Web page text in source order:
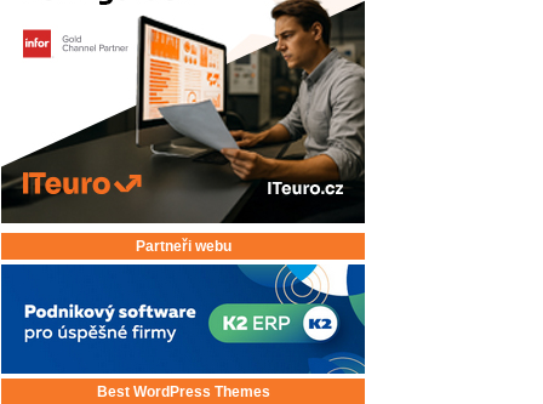
Partneři webu
Best WordPress Themes